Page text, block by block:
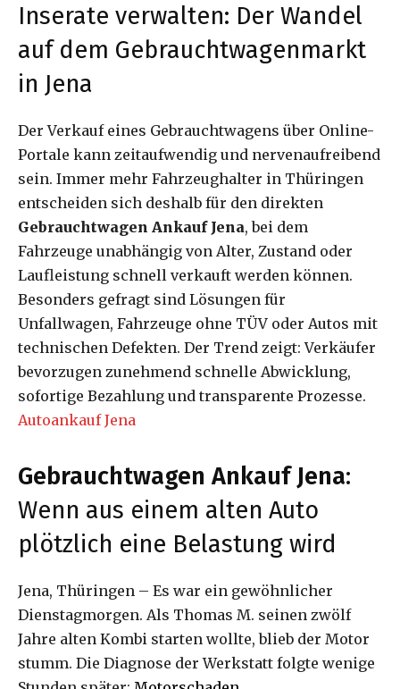
Inserate verwalten: Der Wandel
auf dem Gebrauchtwagenmarkt
in Jena
Der Verkauf eines Gebrauchtwagens über Online-
Portale kann zeitaufwendig und nervenaufreibend
sein. Immer mehr Fahrzeughalter in Thüringen
entscheiden sich deshalb für den direkten
Gebrauchtwagen Ankauf Jena, bei dem
Fahrzeuge unabhängig von Alter, Zustand oder
Laufleistung schnell verkauft werden können.
Besonders gefragt sind Lösungen für
Unfallwagen, Fahrzeuge ohne TÜV oder Autos mit
technischen Defekten. Der Trend zeigt: Verkäufer
bevorzugen zunehmend schnelle Abwicklung,
sofortige Bezahlung und transparente Prozesse.
Autoankauf Jena
Gebrauchtwagen Ankauf Jena:
Wenn aus einem alten Auto
plötzlich eine Belastung wird
Jena, Thüringen – Es war ein gewöhnlicher
Dienstagmorgen. Als Thomas M. seinen zwölf
Jahre alten Kombi starten wollte, blieb der Motor
stumm. Die Diagnose der Werkstatt folgte wenige